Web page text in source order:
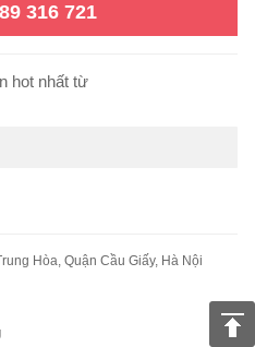
316 721
hot nhất từ
Hòa, Quận Cầu Giấy, Hà Nội